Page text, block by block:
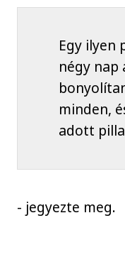
Egy ilyen
négy nap
minden,
adott
- jegyezte meg.